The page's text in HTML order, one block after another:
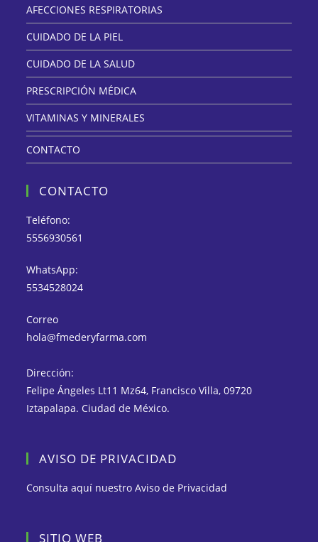
AFECCIONES RESPIRATORIAS
CUIDADO DE LA PIEL
CUIDADO DE LA SALUD
PRESCRIPCIÓN MÉDICA
VITAMINAS Y MINERALES
CONTACTO
CONTACTO
Teléfono:
5556930561
WhatsApp:
5534528024
Correo
hola@fmederyfarma.com
Dirección:
Felipe Ángeles Lt11 Mz64, Francisco Villa, 09720
Iztapalapa. Ciudad de México.
AVISO DE PRIVACIDAD
Consulta aquí nuestroAviso de Privacidad
SITIO WEB